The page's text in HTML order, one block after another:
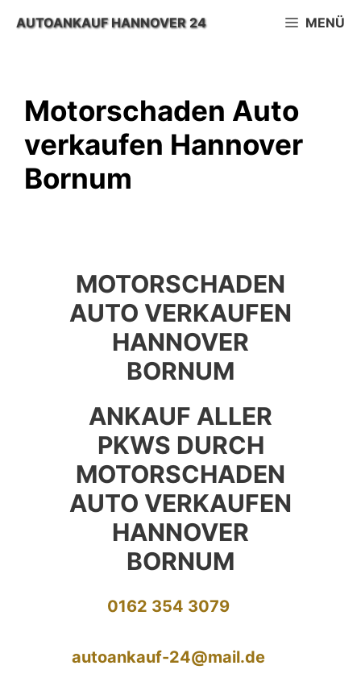
InhaltAUTOANKAUF HANNOVER 24 MENÜ
Motorschaden Auto
verkaufen Hannover
Bornum
MOTORSCHADEN
AUTO VERKAUFEN
HANNOVER
BORNUM
ANKAUF ALLER
PKWS DURCH
MOTORSCHADEN
AUTO VERKAUFEN
HANNOVER
BORNUM
0162 354 3079
autoankauf-24@mail.de